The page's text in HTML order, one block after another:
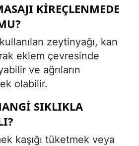
KIREÇLENMEDE
zeytinyağı, kan
eklem çevresinde
ve ağrıların
olabilir.
SIKLIKLA
kaşığı tüketmek veya